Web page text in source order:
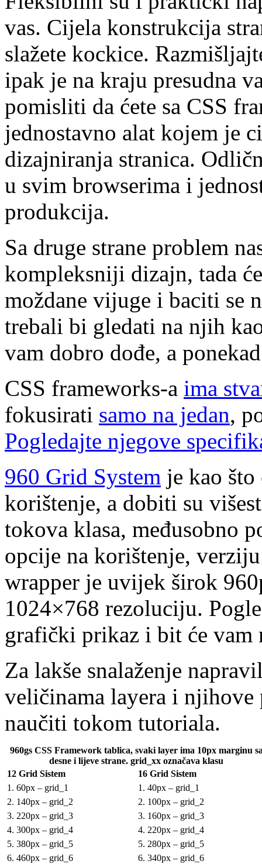
vas. Cijela konstrukcija
slažete kockice.
ipak je na kraju presudna
pomisliti da ćete sa CSS
jednostavno alat kojem je
dizajniranja stranica.
u svim browserima i
produkcija.
Sa druge strane problem
kompleksniji dizajn, tada
moždane vijuge i baciti se
trebali bi gledati na njih
vam dobro dođe, a
CSS frameworks-a ima
fokusirati samo na jedan,
Pogledajte njegove
960 Grid System je kao
korištenje, a dobiti su
tokova klasa, međusobno
opcije na korištenje,
wrapper je uvijek širok
1024×768 rezoluciju.
grafički prikaz i bit će vam
Za lakše snalaženje
veličinama layera i njihove
naučiti tokom tutoriala.
960gs CSS Framework tablica, svaki layer ima 10px marginu
desne i lijeve strane. grid_xx označava klasu
12 Grid Sistem
16 Grid Sistem
1. 60px – grid_1
1. 40px – grid_1
2. 140px – grid_2
2. 100px – grid_2
3. 220px – grid_3
3. 160px – grid_3
4. 300px – grid_4
4. 220px – grid_4
5. 380px – grid_5
5. 280px – grid_5
6. 460px – grid_6
6. 340px – grid_6